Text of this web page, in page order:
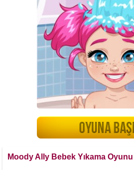
Moody Ally Bebek Yıkama Oyunu